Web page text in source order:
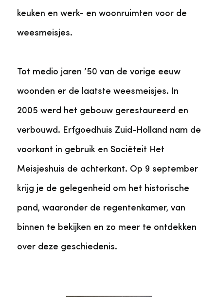
keuken en werk- en woonruimten voor de
weesmeisjes.
Tot medio jaren ’50 van de vorige eeuw
woonden er de laatste weesmeisjes. In
2005 werd het gebouw gerestaureerd en
verbouwd. Erfgoedhuis Zuid-Holland nam de
voorkant in gebruik en Sociëteit Het
Meisjeshuis de achterkant. Op 9 september
krijg je de gelegenheid om het historische
pand, waaronder de regentenkamer, van
binnen te bekijken en zo meer te ontdekken
over deze geschiedenis.